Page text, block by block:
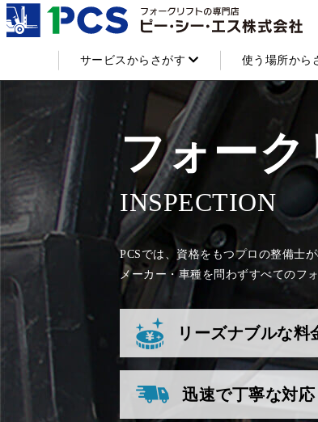
サービスからさがす 使う場所から
フォー
INSPECTION
PCSでは、資格をもつプロの整備士が
メーカー・車種を問わずすべてのフ
リーズナブルな料
迅速で丁寧な対応